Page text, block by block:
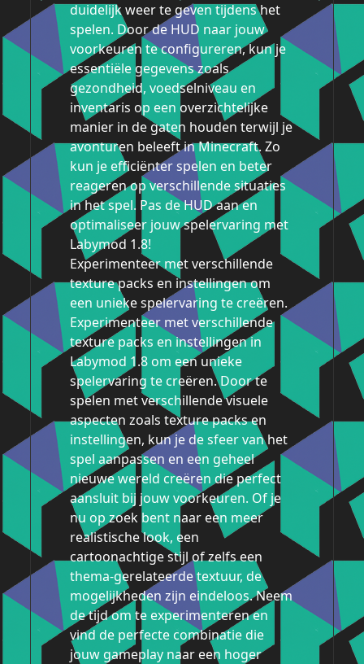
duidelijk weer te geven tijdens het
spelen. Door de HUD naar jouw
voorkeuren te configureren, kun je
essentiële gegevens zoals
gezondheid, voedselniveau en
inventaris op een overzichtelijke
manier in de gaten houden terwijl je
avonturen beleeft in Minecraft. Zo
kun je efficiënter spelen en beter
reageren op verschillende situaties
in het spel. Pas de HUD aan en
optimaliseer jouw spelervaring met
Labymod 1.8!
Experimenteer met verschillende
texture packs en instellingen om
een unieke spelervaring te creëren.
Experimenteer met verschillende
texture packs en instellingen in
Labymod 1.8 om een unieke
spelervaring te creëren. Door te
spelen met verschillende visuele
aspecten zoals texture packs en
instellingen, kun je de sfeer van het
spel aanpassen en een geheel
nieuwe wereld creëren die perfect
aansluit bij jouw voorkeuren. Of je
nu op zoek bent naar een meer
realistische look, een
cartoonachtige stijl of zelfs een
thema-gerelateerde textuur, de
mogelijkheden zijn eindeloos. Neem
de tijd om te experimenteren en
vind de perfecte combinatie die
jouw gameplay naar een hoger